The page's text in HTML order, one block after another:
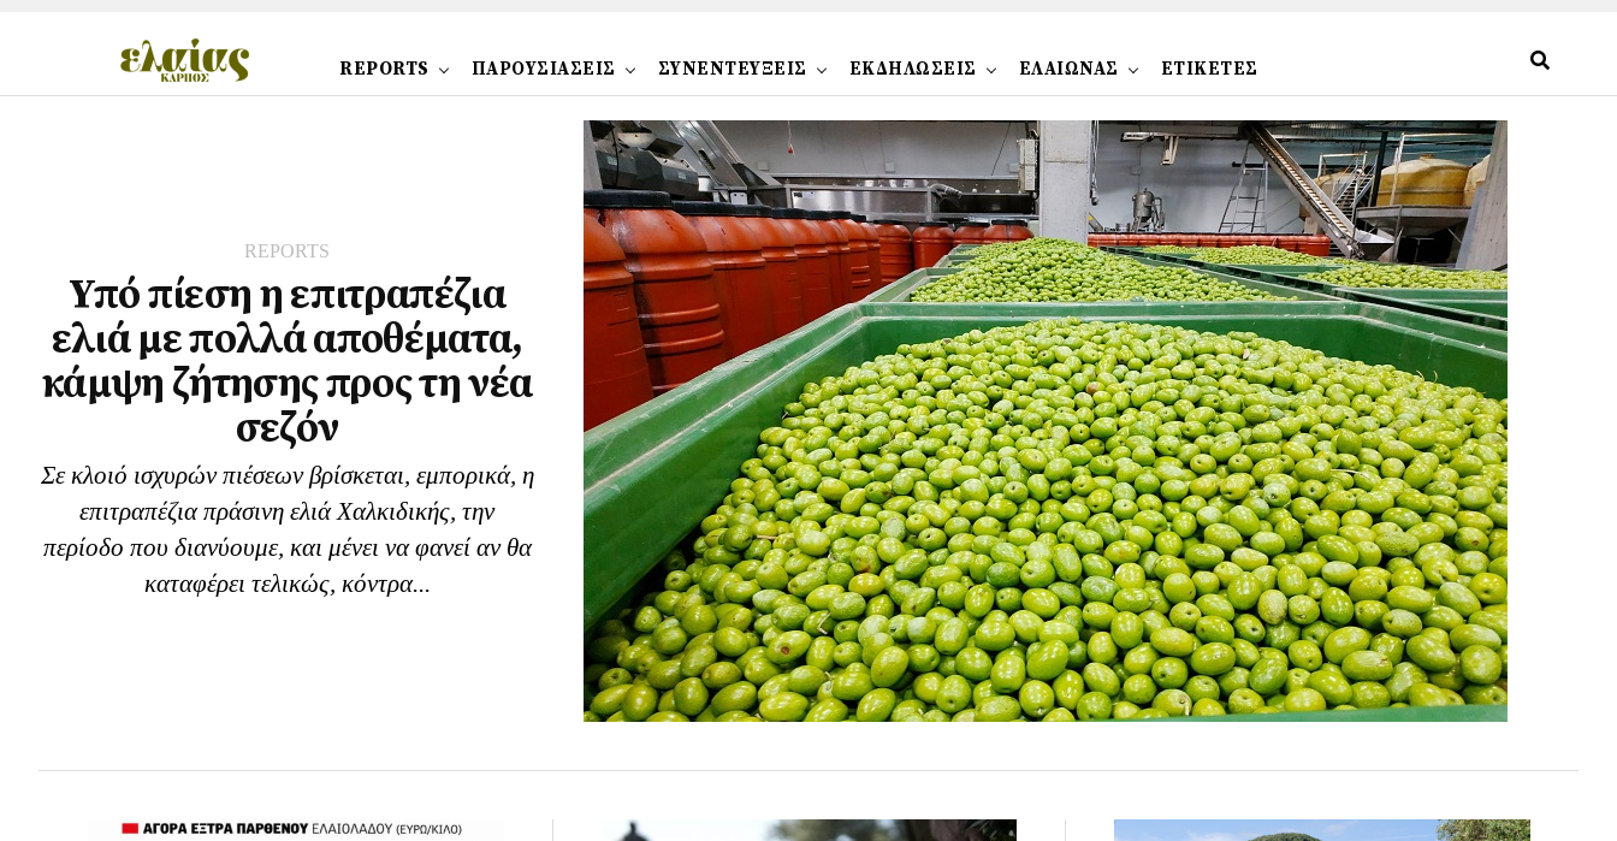
REPORTS ΠΑΡΟΥΣΙΑΣΕΙΣ ΣΥΝΕΝΤΕΥΞΕΙΣ ΕΚΔΗΛΩΣΕΙΣ ΕΛΑΙΩΝΑΣ ΕΤΙΚΕΤΕΣ
REPORTS
Υπό πίεση η επιτραπέζια
ελιά με πολλά αποθέματα,
κάμψη ζήτησης προς τη νέα
σεζόν
Σε κλοιό ισχυρών πιέσεων βρίσκεται, εμπορικά, η
επιτραπέζια πράσινη ελιά Χαλκιδικής, την
περίοδο που διανύουμε, και μένει να φανεί αν θα
καταφέρει τελικώς, κόντρα...